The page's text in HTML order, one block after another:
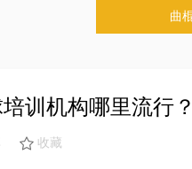
曲
训机构哪里流行
收藏